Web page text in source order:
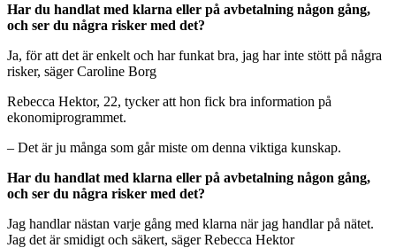
Har du handlat med klarna eller på avbetalning någon gång,
och ser du några risker med det?
Ja, för att det är enkelt och har funkat bra, jag har inte stött på några
risker, säger Caroline Borg
Rebecca Hektor, 22, tycker att hon fick bra information på
ekonomiprogrammet.
– Det är ju många som går miste om denna viktiga kunskap.
Har du handlat med klarna eller på avbetalning någon gång,
och ser du några risker med det?
Jag handlar nästan varje gång med klarna när jag handlar på nätet.
Jag det är smidigt och säkert, säger Rebecca Hektor